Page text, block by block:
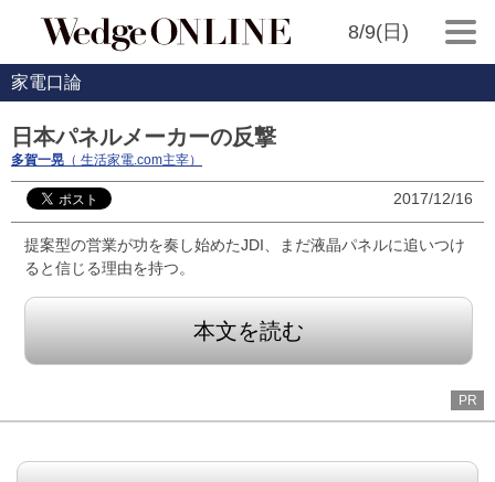
8/9(日)
家電口論
日本パネルメーカーの反撃
多賀一晃 （ 生活家電.com主宰）
2017/12/16
提案型の営業が功を奏し始めたJDI、まだ液晶パネルに追いつけ
ると信じる理由を持つ。
本文を読む
PR